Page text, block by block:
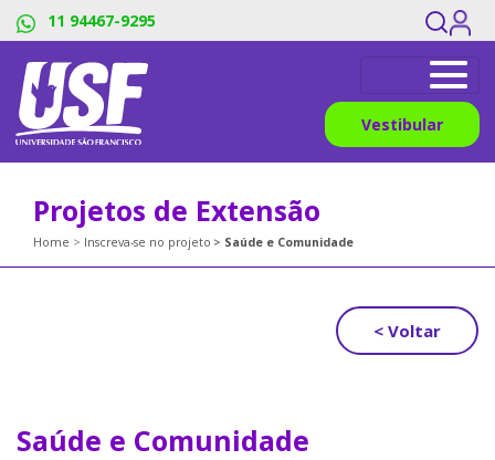
11 94467-9295
Vestibular
Projetos de Extensão
Home Inscreva-se no projeto Saúde e Comunidade
< Voltar
Saúde e Comunidade